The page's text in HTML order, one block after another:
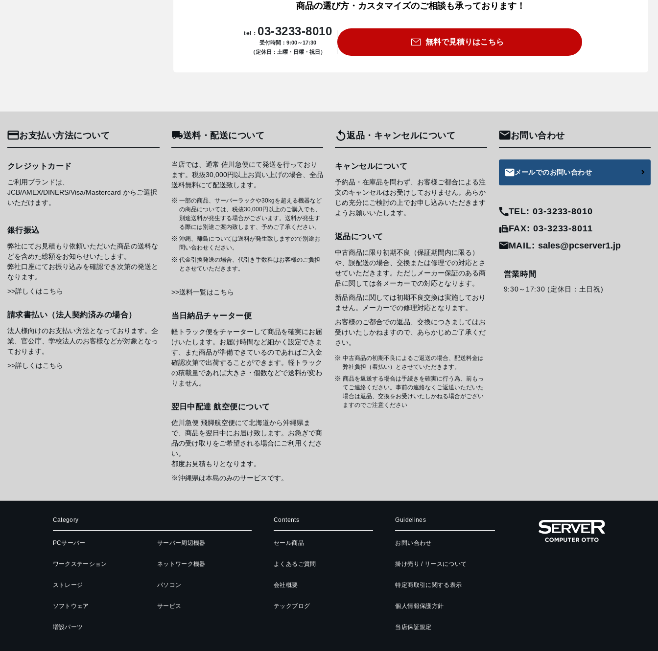
商品の選び方・カスタマイズのご相談も承っております！
tel： 03-3233-8010
受付時間：9:00～17:30
（定休日：土曜・日曜・祝日）
無料で見積りはこちら
お支払い方法について
クレジットカード
ご利用ブランドは、
JCB/AMEX/DINERS/Visa/Mastercard からご選択
いただけます。
銀行振込
弊社にてお見積もり依頼いただいた商品の送料な
どを含めた総額をお知らせいたします。
弊社口座にてお振り込みを確認でき次第の発送と
なります。
>>詳しくはこちら
請求書払い（法人契約済みの場合）
法人様向けのお支払い方法となっております。企
業、官公庁、学校法人のお客様などが対象となっ
ております。
>>詳しくはこちら
送料・配送について
当店では、通常 佐川急便にて発送を行っており
ます。税抜30,000円以上お買い上げの場合、全品
送料無料にて配送致します。
一部の商品、サーバーラックや30kgを超える機器など
の商品については、税抜30,000円以上のご購入でも、
別途送料が発生する場合がございます。送料が発生す
る際には別途ご案内致します、予めご了承ください。
沖縄、離島については送料が発生致しますので別途お
問い合わせください。
代金引換発送の場合、代引き手数料はお客様のご負担
とさせていただきます。
>>送料一覧はこちら
当日納品チャーター便
軽トラック便をチャーターして商品を確実にお届
けいたします。お届け時間など細かく設定できま
す、また商品が準備できているのであればご入金
確認次第で出荷することができます。軽トラック
の積載量であれば大きさ・個数などで送料が変わ
りません。
翌日中配達 航空便について
佐川急便 飛脚航空便にて北海道から沖縄県ま
で、商品を翌日中にお届け致します。お急ぎで商
品の受け取りをご希望される場合にご利用くださ
い。
都度お見積もりとなります。
※沖縄県は本島のみのサービスです。
返品・キャンセルについて
キャンセルについて
予約品・在庫品を問わず、お客様ご都合による注
文のキャンセルはお受けしておりません。あらか
じめ充分にご検討の上でお申し込みいただきます
ようお願いいたします。
返品について
中古商品に限り初期不良（保証期間内に限る）
や、誤配送の場合、交換または修理での対応とさ
せていただきます。ただしメーカー保証のある商
品に関しては各メーカーでの対応となります。
新品商品に関しては初期不良交換は実施しており
ません。メーカーでの修理対応となります。
お客様のご都合での返品、交換につきましてはお
受けいたしかねますので、あらかじめご了承くだ
さい。
中古商品の初期不良によるご返送の場合、配送料金は
弊社負担（着払い）とさせていただきます。
商品を返送する場合は手続きを確実に行う為、前もっ
てご連絡ください。事前の連絡なくご返送いただいた
場合は返品、交換をお受けいたしかねる場合がござい
ますのでご注意ください
お問い合わせ
メールでのお問い合わせ
TEL: 03-3233-8010
FAX: 03-3233-8011
MAIL: sales@pcserver1.jp
営業時間
9:30～17:30 (定休日：土日祝)
Category
PCサーバー
ワークステーション
ストレージ
ソフトウェア
増設パーツ
サーバー周辺機器
ネットワーク機器
パソコン
サービス
Contents
セール商品
よくあるご質問
会社概要
テックブログ
Guidelines
お問い合わせ
掛け売り / リースについて
特定商取引に関する表示
個人情報保護方針
当店保証規定